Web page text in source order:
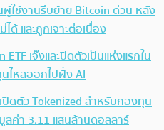
ผู้ใช้งานรีบย้าย Bitcoin ด่วน หลัง
ด้ และถูกเจาะต่อเนื่อง
เจ๊งและปิดตัวเป็นแห่งแรกใน
ไหลออกไปฝั่ง AI
ปิดตัว Tokenized สำหรับกองทุน
ลค่า 3.11 แสนล้านดอลลาร์